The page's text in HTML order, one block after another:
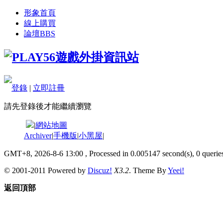
形象首頁
線上購買
論壇BBS
登錄 | 立即註冊
請先登錄後才能繼續瀏覽
|網站地圖
Archiver|手機版|小黑屋|
GMT+8, 2026-8-6 13:00 , Processed in 0.005147 second(s), 0
© 2001-2011 Powered by Discuz! X3.2. Theme ByYeei!
返回頂部